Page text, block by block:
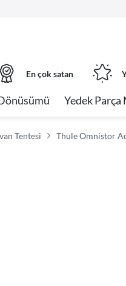
En çok satan
Yedek Parça
Tentesi Thule Omnistor